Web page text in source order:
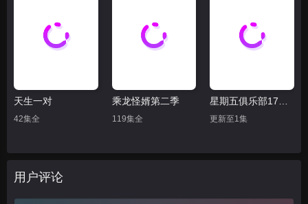
天生一对
42集全
乘龙怪婿第二季
119集全 更新至1集
用户评论